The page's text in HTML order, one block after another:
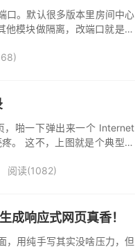
口。默认很多版本里房间中心
模块做隔离，改端口就是必
，啪一下弹出来一个 Internet
。 这不，上图就是个典型例
阅读(1082)
响应式网页真香！
，用纯手写其实没啥压力，但